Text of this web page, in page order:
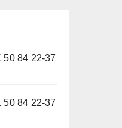
50 84 22-37
50 84 22-37